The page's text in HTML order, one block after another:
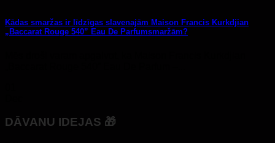
Kādas smaržas ir līdzīgas slavenajām Maison Francis Kurkdjian
„Baccarat Rouge 540” Eau De Parfumsmaržām?
DĀVANU IDEJAS 🎁